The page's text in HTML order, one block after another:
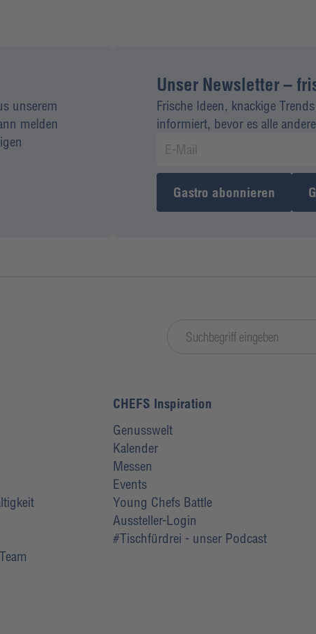
unserem
melden
Unser Newsletter –
Frische Ideen, knackige
informiert, bevor es alle
Gastro abonnieren
CHEFS Inspiration
Genusswelt
Kalender
Messen
Events
Young Chefs Battle
Aussteller-Login
#Tischfürdrei - unser Podcast